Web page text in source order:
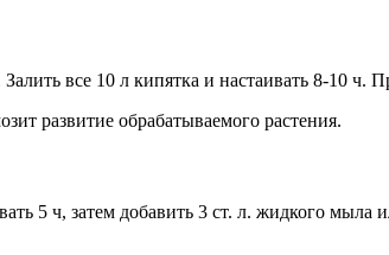
все 10 л кипятка и настаивать 8-10 ч.
развитие обрабатываемого растения.
5 ч, затем добавить 3 ст. л. жидкого мыла